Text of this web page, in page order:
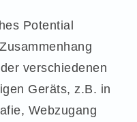
Potential
verschiedenen
Geräts, z.B. in
Webzugang